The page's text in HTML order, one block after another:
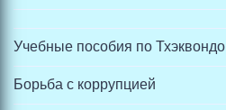
Учебные пособия по Тхэквондо
Борьба с коррупцией